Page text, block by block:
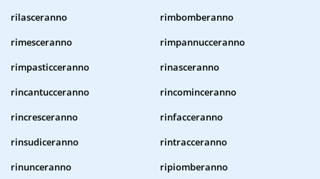
rilasceranno
rimbomberanno
rimesceranno
rimpannucceranno
rimpasticceranno
rinasceranno
rincantucceranno
rincominceranno
rincresceranno
rinfacceranno
rinsudiceranno
rintracceranno
rinunceranno
ripiomberanno